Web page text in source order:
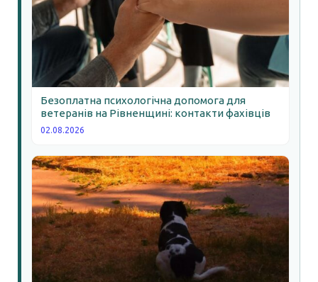
Безоплатна психологічна допомога для
ветеранів на Рівненщині: контакти фахівців
02.08.2026